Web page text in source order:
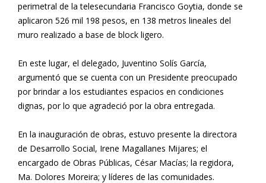
perimetral de la telesecundaria Francisco Goytia, donde se
aplicaron 526 mil 198 pesos, en 138 metros lineales del
muro realizado a base de block ligero.
En este lugar, el delegado, Juventino Solís García,
argumentó que se cuenta con un Presidente preocupado
por brindar a los estudiantes espacios en condiciones
dignas, por lo que agradeció por la obra entregada.
En la inauguración de obras, estuvo presente la directora
de Desarrollo Social, Irene Magallanes Mijares; el
encargado de Obras Públicas, César Macías; la regidora,
Ma. Dolores Moreira; y líderes de las comunidades.